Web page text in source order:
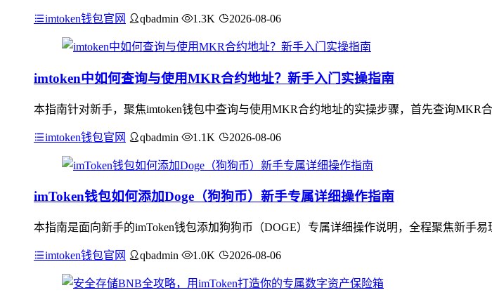
imtoken钱包官网 qbadmin 1.3K 2026-08-06
imtoken中如何查询与使用MKR合约地址？新手入门实操指南
本指南针对新手，聚焦imtoken钱包中查询与使用MKR合约地址的实操步骤，首先查询MKR
imtoken钱包官网 qbadmin 1.1K 2026-08-06
imToken钱包如何添加Doge（狗狗币）新手专属详细操作指南
本指南是面向新手的imToken钱包添加狗狗币（DOGE）专属详细操作说明，全程聚焦新手
imtoken钱包官网 qbadmin 1.0K 2026-08-06